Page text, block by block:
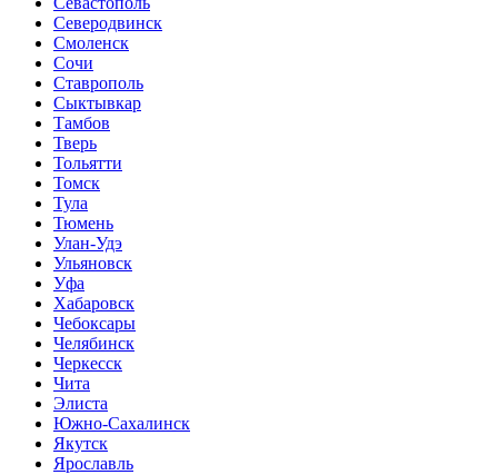
Северодвинск
Смоленск
Сочи
Ставрополь
Сыктывкар
Тамбов
Тверь
Тольятти
Томск
Тула
Тюмень
Улан-Удэ
Ульяновск
Уфа
Хабаровск
Чебоксары
Челябинск
Черкесск
Чита
Элиста
Южно-Сахалинск
Якутск
Ярославль